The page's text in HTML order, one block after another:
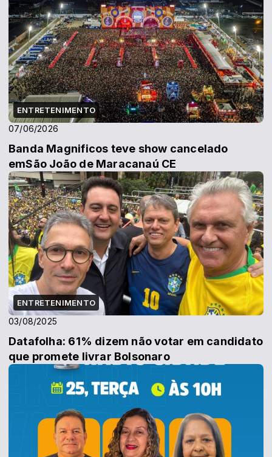
ENTRETENIMENTO
07/06/2026
Banda Magnificos teve show cancelado
emSão João de Maracanaú CE
ENTRETENIMENTO
03/08/2025
Datafolha: 61% dizem não votar em candidato
que promete livrar Bolsonaro